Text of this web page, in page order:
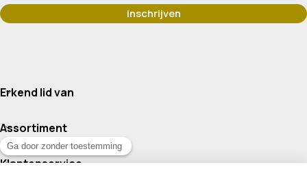
Erkend lid van
Assortiment
Klantenservice